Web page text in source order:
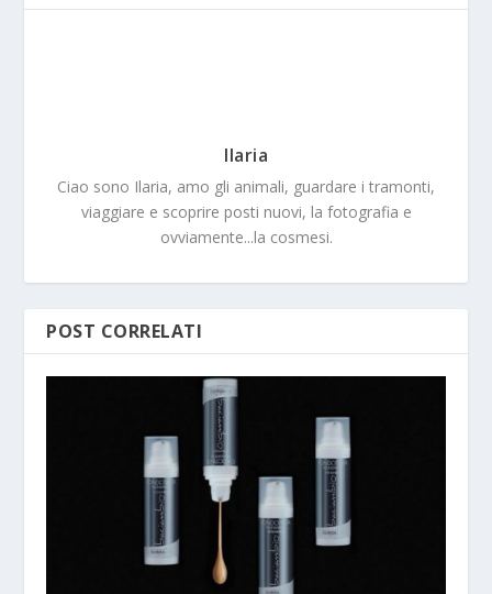
Ilaria
Ciao sono Ilaria, amo gli animali, guardare i tramonti,
viaggiare e scoprire posti nuovi, la fotografia e
ovviamente...la cosmesi.
POST CORRELATI